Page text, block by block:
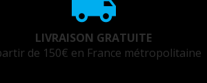
LIVRAISON GRATUITE
de 150€ en France métropolitaine